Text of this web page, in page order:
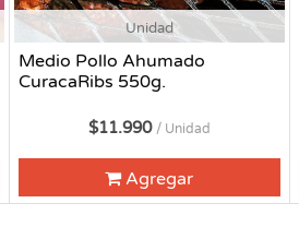
Unidad
Medio Pollo Ahumado
CuracaRibs 550g.
$11.990 / Unidad
Agregar